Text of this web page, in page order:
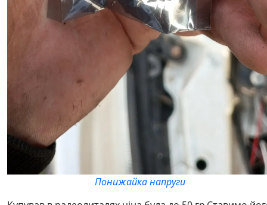
Понижайка напруги